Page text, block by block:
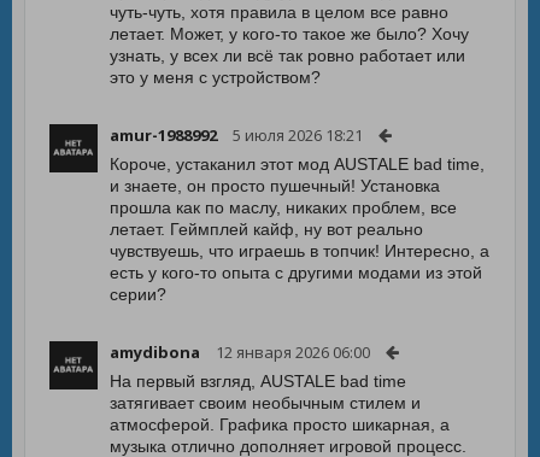
чуть-чуть, хотя правила в целом все равно
летает. Может, у кого-то такое же было? Хочу
узнать, у всех ли всё так ровно работает или
это у меня с устройством?
amur-1988992 5 июля 2026 18:21
Короче, устаканил этот мод AUSTALE bad time,
и знаете, он просто пушечный! Установка
прошла как по маслу, никаких проблем, все
летает. Геймплей кайф, ну вот реально
чувствуешь, что играешь в топчик! Интересно, а
есть у кого-то опыта с другими модами из этой
серии?
amydibona 12 января 2026 06:00
На первый взгляд, AUSTALE bad time
затягивает своим необычным стилем и
атмосферой. Графика просто шикарная, а
музыка отлично дополняет игровой процесс.